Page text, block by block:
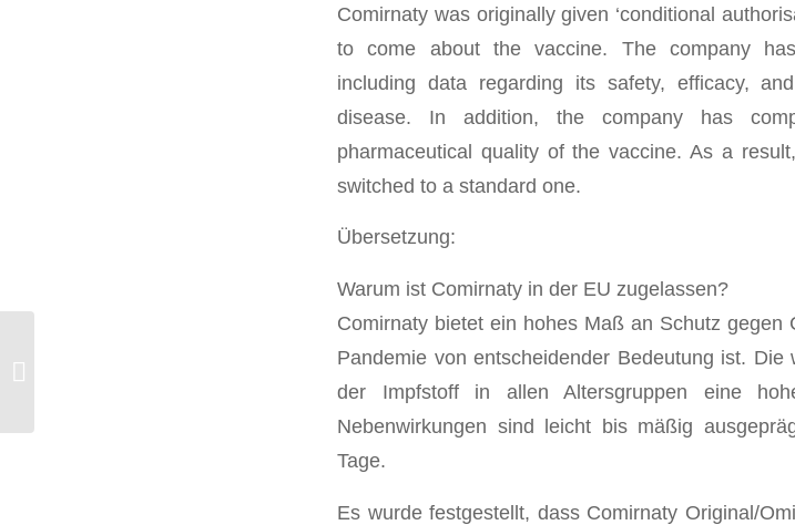
Comirnaty was originally given ‘conditional
to come about the vaccine. The company
including data regarding its safety, efficacy,
disease. In addition, the company has
pharmaceutical quality of the vaccine. As a
switched to a standard one.
Übersetzung:
Warum ist Comirnaty in der EU zugelassen?
Comirnaty bietet ein hohes Maß an Schutz gegen
Pandemie von entscheidender Bedeutung ist.
der Impfstoff in allen Altersgruppen eine
Nebenwirkungen sind leicht bis mäßig
Tage.
Es wurde festgestellt, dass Comirnaty Original/